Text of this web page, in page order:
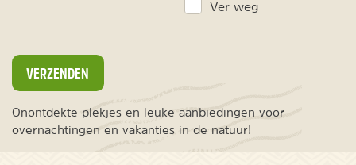
Ver weg
VERZENDEN
Onontdekte plekjes en leuke aanbiedingen voor
overnachtingen en vakanties in de natuur!